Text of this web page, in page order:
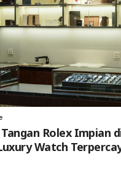
Rolex Impian
Watch